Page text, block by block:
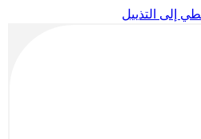
إلى التذييل